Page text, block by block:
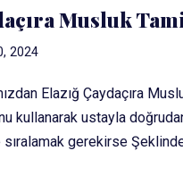
Musluk
2024
Elazığ Çaydaçıra
kullanarak ustayla
sıralamak gerekirse